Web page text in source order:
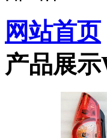
网站首页
产品展示